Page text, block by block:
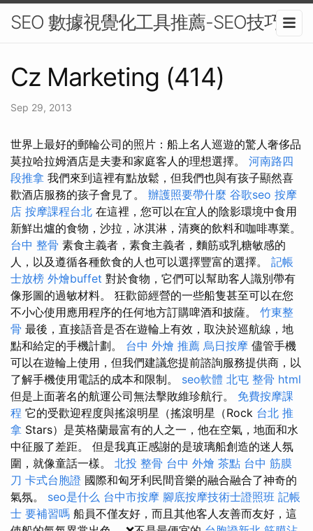
SEO 數據視覺化工具推薦-SEO技巧
Cz Marketing (414)
Sep 29, 2013
世界上最好的郵輪公司的照片：船上名人巡遊的驚人奢侈品
莫拉哈拉姆酒店是夫妻和家庭客人的理想選擇。 河南路四
段推拿 我們來到這裡有點放鬆，但我們也與有孩子顯然喜
歡酒店服務的孩子會見了。 辦護照要帶什麼 谷歌seo 按摩
店 按摩課程台北 在這裡，您可以在宜人的陰影環境中食用
新鮮出爐的食物，沙拉，冰淇淋，清爽的飲料和咖啡專業。
台中 整骨 素食主義者，素食主義者，麵筋或乳糖敏感的
人，以及遵循各種飲食的人也可以選擇豐富的選擇。 記帳
士放榜 外燴buffet 對於食物，它們可以幫助客人識別帶有
像形圖的過敏材料。 狂歡節經營的一些船隻甚至可以在您
不小心使用應用程序的任何地方訂購啤酒和披薩。 竹東整
骨 最後，直接語音是否在遊輪上有效，取決於巡航線，地
點和給定的手機計劃。 台中 外燴 推薦 烏日按摩 儘管手機
可以在遊輪上使用，但我們建議您提前諮詢服務提供商，以
了解手機使用電話的成本和限制。 seo軟體 北屯 整骨 html
但是上面著名的航運公司無法擊敗維珍航行。 免費按摩課
程 它的受歡迎程度與搖滾明星（搖滾明星（Rock 台北 推
拿 Stars）是英格蘭最富有的人之一，他在空氣，地面和水
中征服了差距。 但是我真正感謝的是玻璃船創造的迷人氛
圍，就像童話一樣。 北投 整骨 台中 外燴 茶點 台中 筋膜
刀 卡式台胞證 國際和匈牙利民間音樂的融合融合了神奇的
氣氛。 seo是什么 台中市按摩 腳底按摩技術士證照班 記帳
士 要補習嗎 船員不僅友好，而且其他客人友善而友好，這